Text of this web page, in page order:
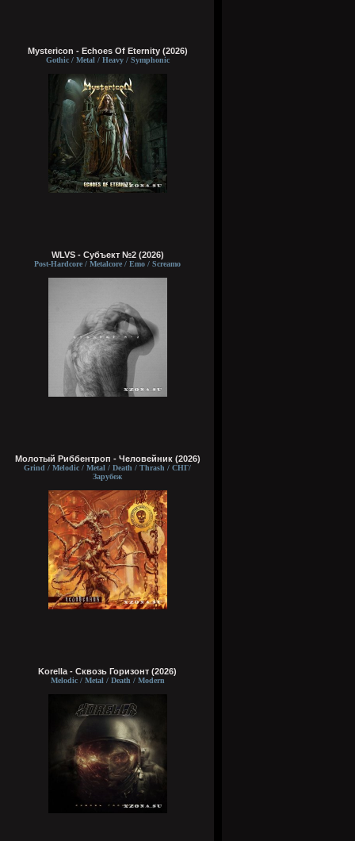
Mystericon - Echoes Of Eternity (2026)
Gothic / Metal / Heavy / Symphonic
WLVS - Субъект №2 (2026)
Post-Hardcore / Metalcore / Emo / Screamo
Молотый Риббентроп - Человейник (2026)
Grind / Melodic / Metal / Death / Thrash / СНГ/
Зарубеж
Korella - Сквозь Горизонт (2026)
Melodic / Metal / Death / Modern